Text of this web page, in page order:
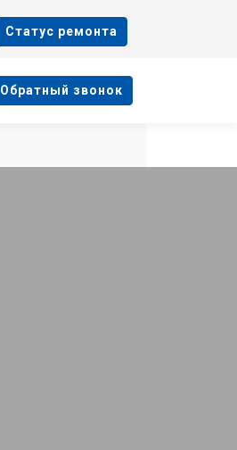
Cтатус ремонта
Oбратный звонок